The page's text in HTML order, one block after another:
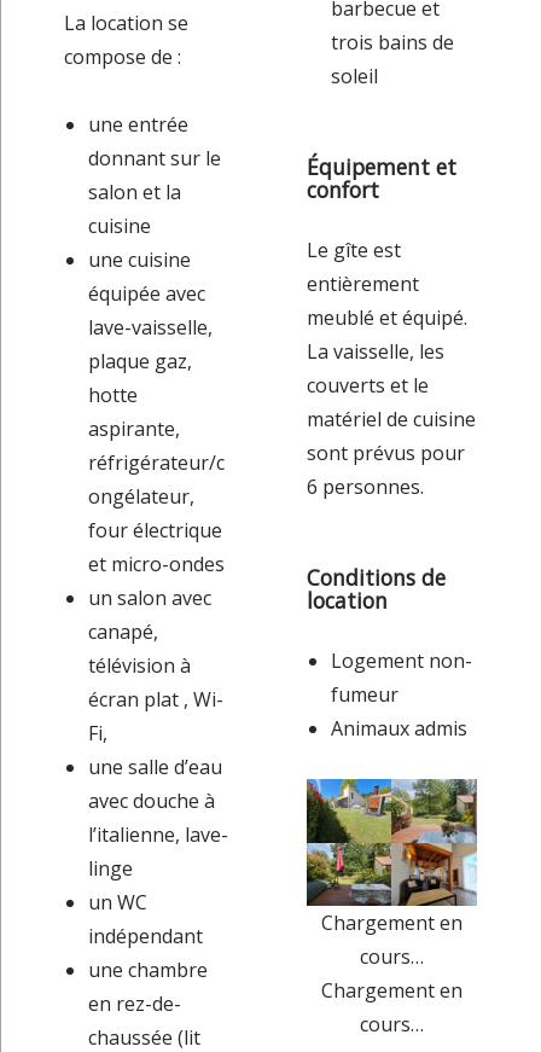
La location se
compose de :
une entrée
donnant sur le
salon et la
cuisine
une cuisine
équipée avec
lave-vaisselle,
plaque gaz,
hotte
aspirante,
réfrigérateur/c
ongélateur,
four électrique
et micro-ondes
un salon avec
canapé,
télévision à
écran plat , Wi-
Fi,
une salle d’eau
avec douche à
l’italienne, lave-
linge
un WC
indépendant
une chambre
en rez-de-
chaussée (lit
barbecue et
trois bains de
soleil
Équipement et
confort
Le gîte est
entièrement
meublé et équipé.
La vaisselle, les
couverts et le
matériel de cuisine
sont prévus pour
6 personnes.
Conditions de
location
Logement non-
fumeur
Animaux admis
Chargement en
cours…
Chargement en
cours…